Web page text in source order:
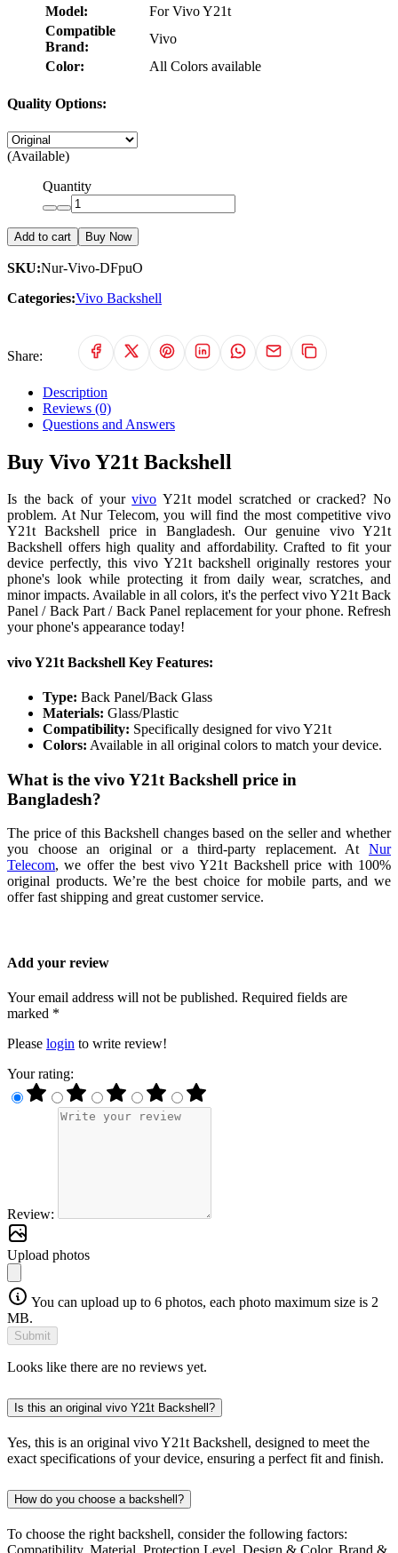
Model:
For Vivo Y21t
Compatible
Brand:
Vivo
Color:
All Colors available
Quality Options:
(Available)
Quantity
Add to cart Buy Now
SKU:Nur-Vivo-DFpuO
Categories:Vivo Backshell
Share:
Description
Reviews (0)
Questions and Answers
Buy Vivo Y21t Backshell
Is the back of yourvivo Y21t model scratched or cracked? No
problem. At Nur Telecom, you will find the most competitive vivo
Y21t Backshell price in Bangladesh. Our genuine vivo Y21t
Backshell offers high quality and affordability. Crafted to fit your
device perfectly, this vivo Y21t backshell originally restores your
phone's look while protecting it from daily wear, scratches, and
minor impacts. Available in all colors, it's the perfect vivo Y21t Back
Panel / Back Part / Back Panel replacement for your phone. Refresh
your phone's appearance today!
vivo Y21t Backshell Key Features:
Type: Back Panel/Back Glass
Materials: Glass/Plastic
Compatibility: Specifically designed for vivo Y21t
Colors: Available in all original colors to match your device.
What is the vivo Y21t Backshell price in
Bangladesh?
The price of this Backshell changes based on the seller and whether
you choose an original or a third-party replacement. At Nur
Telecom, we offer the best vivo Y21t Backshell price with 100%
original products. We’re the best choice for mobile parts, and we
offer fast shipping and great customer service.
Add your review
Your email address will not be published. Required fields are
marked *
Please login to write review!
Your rating:
Review:
Upload photos
You can upload up to 6 photos, each photo maximum size is 2
MB.
Submit
Looks like there are no reviews yet.
Is this an original vivo Y21t Backshell?
Yes, this is an original vivo Y21t Backshell, designed to meet the
exact specifications of your device, ensuring a perfect fit and finish.
How do you choose a backshell?
To choose the right backshell, consider the following factors:
Compatibility, Material, Protection Level, Design & Color, Brand &